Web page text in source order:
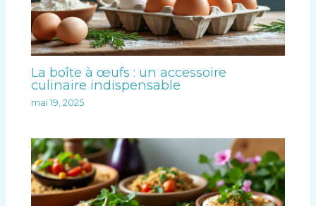
La boîte à œufs : un accessoire
culinaire indispensable
mai 19, 2025